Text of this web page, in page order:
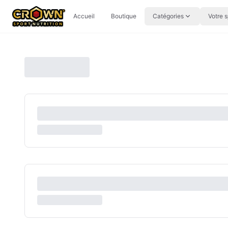
Aller au contenu principal
Accueil Boutique Catégories Votre